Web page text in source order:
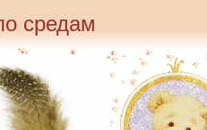
средам